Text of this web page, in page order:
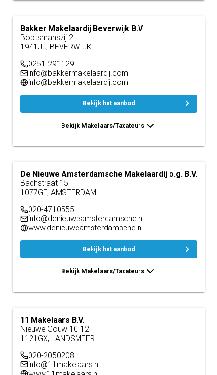
Bakker Makelaardij Beverwijk B.V
Bootsmanszij 2
1941JJ, BEVERWIJK
0251-291129
info@bakkermakelaardij.com
info@bakkermakelaardij.com
Bekijk het aanbod
Bekijk Makelaars/Taxateurs
De Nieuwe Amsterdamsche Makelaardij o.g. B.V.
Bachstraat 15
1077GE, AMSTERDAM
020-4710555
info@denieuweamsterdamsche.nl
www.denieuweamsterdamsche.nl
Bekijk het aanbod
Bekijk Makelaars/Taxateurs
11 Makelaars B.V.
Nieuwe Gouw 10-12
1121GX, LANDSMEER
020-2050208
info@11makelaars.nl